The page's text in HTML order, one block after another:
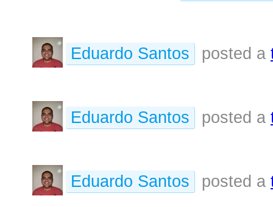
Eduardo Santos posted a
Eduardo Santos posted a
Eduardo Santos posted a